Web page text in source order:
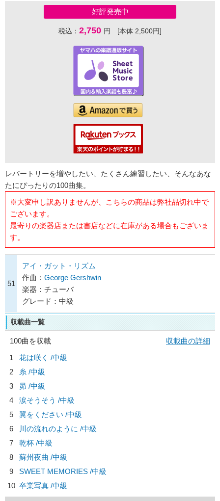
好評発売中
税込： 2,750 円 [本体 2,500円]
レパートリーを増やしたい、たくさん練習したい、そんなあな
たにぴったりの100曲集。
※大変申し訳ありませんが、こちらの商品は弊社品切れ中で
ございます。
最寄りの楽器店または書店などに在庫がある場合もございま
す。
51
アイ・ガット・リズム
作曲： George Gershwin
楽器：チューバ
グレード：中級
収載曲一覧
100曲を収載
収載曲の詳細
1
花は咲く /中級
2
糸 /中級
3
昴 /中級
4
涙そうそう /中級
5
翼をください /中級
6
川の流れのように /中級
7
乾杯 /中級
8
蘇州夜曲 /中級
9
SWEET MEMORIES /中級
10 卒業写真 /中級